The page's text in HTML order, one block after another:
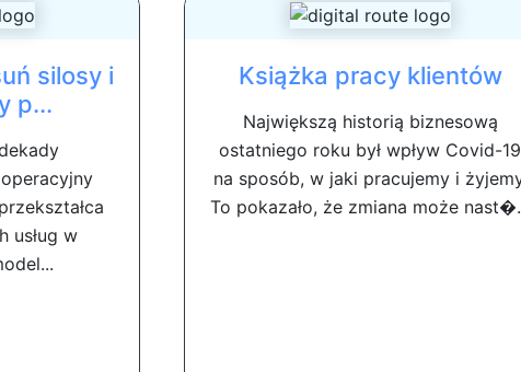
silosy i
p...
usług w
Książka pracy klientów
Największą historią biznesową
ostatniego roku był wpływ Covid-19
na sposób, w jaki pracujemy i
To pokazało, że zmiana może